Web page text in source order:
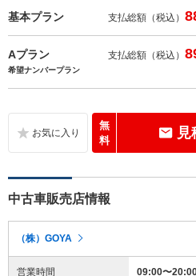
基本プラン 支払総額（税込）
Aプラン 支払総額（税込）
希望ナンバープラン
無
料
中古車販売店情報
（株）GOYA
営業時間 09:00〜